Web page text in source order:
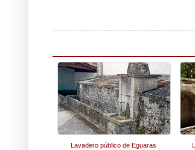
Lavadero público de Eguaras